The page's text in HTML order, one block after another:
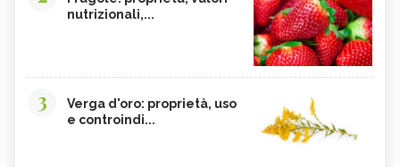
nutrizionali,...
3
Verga d'oro: proprietà, uso
e controindi...